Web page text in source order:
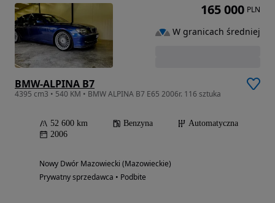
BMW-ALPINA B7
4395 cm3 • 540 KM • BMW ALPINA B7 E65 2006r. 116 sztuka
52 600 km Benzyna
Automatyczna
2006
Nowy Dwór Mazowiecki (Mazowieckie)
Prywatny sprzedawca • Podbite
165 000 PLN
W granicach średniej